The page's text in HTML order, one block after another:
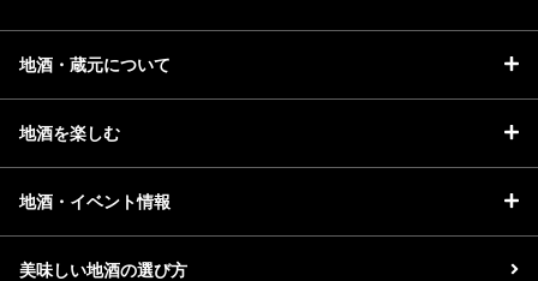
地酒・蔵元について
地酒を楽しむ
地酒・イベント情報
美味しい地酒の選び方